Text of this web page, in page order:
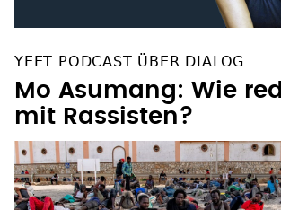
YEET PODCAST ÜBER DIALOG
Mo Asumang: Wie
mit Rassisten?